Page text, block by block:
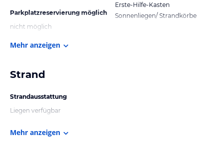
Parkplatzreservierung möglich
nicht möglich
Erste-Hilfe-Kasten
Sonnenliegen/ Strandkörbe
Mehr anzeigen
Strand
Strandausstattung
Liegen verfügbar
Mehr anzeigen